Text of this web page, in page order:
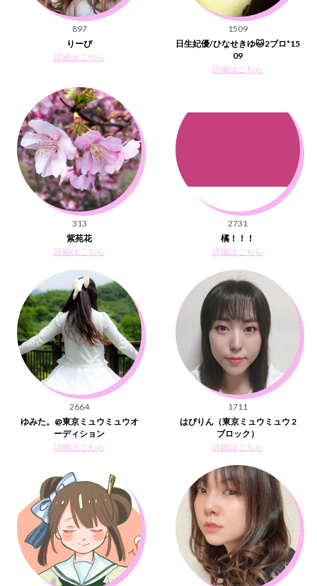
897
りーぴ
詳細はこちら
1509
日生妃優/ひなせきゆ🐱2ブロ*15
09
詳細はこちら
313
紫苑花
詳細はこちら
2731
橘！！！
詳細はこちら
2664
ゆみた。@東京ミュウミュウオ
ーディション
詳細はこちら
1711
はぴりん（東京ミュウミュウ 2
ブロック）
詳細はこちら